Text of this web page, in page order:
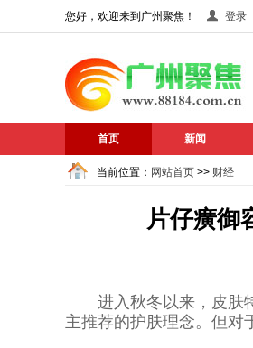
您好，欢迎来到广州聚焦！ 登录
首页 新闻
当前位置： 网站首页 >> 财经
片仔癀御
进入秋冬以来，皮肤
主推荐的护肤理念。但对